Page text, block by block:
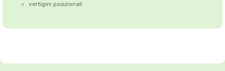
vertigini posizionali